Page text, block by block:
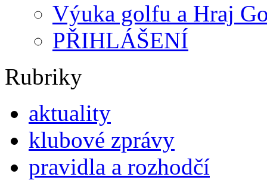
Výuka golfu a Hraj
PŘIHLÁŠENÍ
Rubriky
aktuality
klubové zprávy
pravidla a rozhodčí